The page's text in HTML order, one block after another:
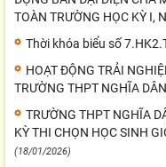
TOÀN TRƯỜNG HỌC KỲ I,
Thời khóa biểu số
HOẠT ĐỘNG TRẢI
TRƯỜNG THPT NGHĨA DÂN
TRƯỜNG THPT NGHĨA
KỲ THI CHỌN HỌC SINH
(18/01/2026)